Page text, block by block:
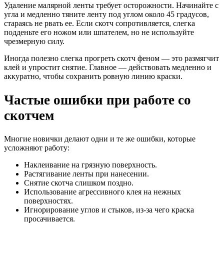
Удаление малярной ленты требует осторожности. Начинайте с
угла и медленно тяните ленту под углом около 45 градусов,
стараясь не рвать ее. Если скотч сопротивляется, слегка
подденьте его ножом или шпателем, но не используйте
чрезмерную силу.
Иногда полезно слегка прогреть скотч феном — это размягчит
клей и упростит снятие. Главное — действовать медленно и
аккуратно, чтобы сохранить ровную линию краски.
Частые ошибки при работе со
скотчем
Многие новички делают одни и те же ошибки, которые
усложняют работу:
Наклеивание на грязную поверхность.
Растягивание ленты при нанесении.
Снятие скотча слишком поздно.
Использование агрессивного клея на нежных
поверхностях.
Игнорирование углов и стыков, из-за чего краска
просачивается.